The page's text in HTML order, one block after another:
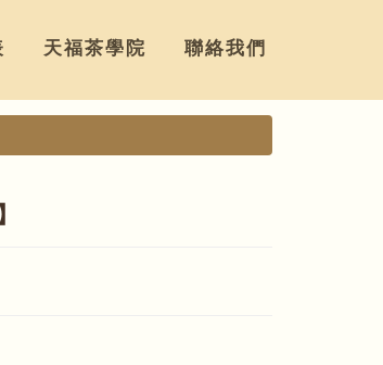
天福茶學院 聯絡我們